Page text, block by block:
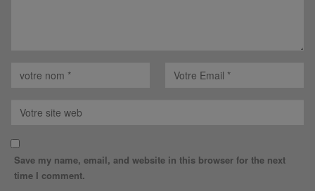
Save my name, email, and website in this browser for the next
time I comment.